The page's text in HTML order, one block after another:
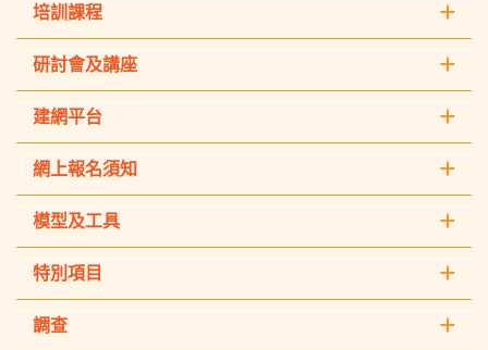
培訓課程
研討會及講座
建網平台
網上報名須知
模型及工具
特別項目
調查